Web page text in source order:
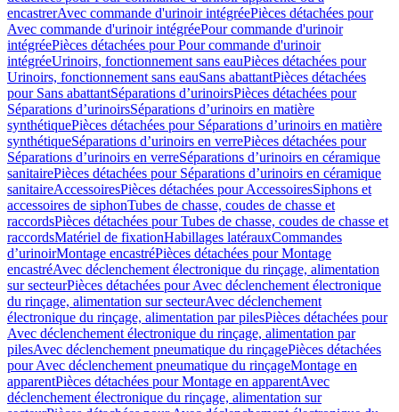
encastrerAvec commande d'urinoir intégréePièces détachées pour
Avec commande d'urinoir intégréePour commande d'urinoir
intégréePièces détachées pour Pour commande d'urinoir
intégréeUrinoirs, fonctionnement sans eauPièces détachées pour
Urinoirs, fonctionnement sans eauSans abattantPièces détachées
pour Sans abattantSéparations d’urinoirsPièces détachées pour
Séparations d’urinoirsSéparations d’urinoirs en matière
synthétiquePièces détachées pour Séparations d’urinoirs en matière
synthétiqueSéparations d’urinoirs en verrePièces détachées pour
Séparations d’urinoirs en verreSéparations d’urinoirs en céramique
sanitairePièces détachées pour Séparations d’urinoirs en céramique
sanitaireAccessoiresPièces détachées pour AccessoiresSiphons et
accessoires de siphonTubes de chasse, coudes de chasse et
raccordsPièces détachées pour Tubes de chasse, coudes de chasse et
raccordsMatériel de fixationHabillages latérauxCommandes
dʼurinoirMontage encastréPièces détachées pour Montage
encastréAvec déclenchement électronique du rinçage, alimentation
sur secteurPièces détachées pour Avec déclenchement électronique
du rinçage, alimentation sur secteurAvec déclenchement
électronique du rinçage, alimentation par pilesPièces détachées pour
Avec déclenchement électronique du rinçage, alimentation par
pilesAvec déclenchement pneumatique du rinçagePièces détachées
pour Avec déclenchement pneumatique du rinçageMontage en
apparentPièces détachées pour Montage en apparentAvec
déclenchement électronique du rinçage, alimentation sur